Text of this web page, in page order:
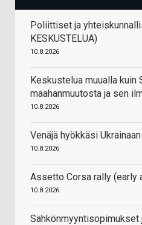
Poliittiset ja
KESKUSTELUA)
10.8.2026
Keskustelua muualla kuin
maahanmuutosta ja sen
10.8.2026
Venäjä hyökkäsi
10.8.2026
Assetto Corsa rally (early
10.8.2026
Sähkönmyyntisopimukset